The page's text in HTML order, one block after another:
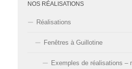
NOS RÉALISATIONS
Réalisations
Fenêtres à Guillotine
Exemples de réalisations –